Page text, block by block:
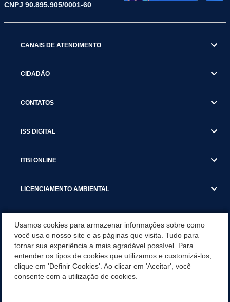
CNPJ 90.895.905/0001-60
CANAIS DE ATENDIMENTO
CIDADÃO
CONTATOS
ISS DIGITAL
ITBI ONLINE
LICENCIAMENTO AMBIENTAL
SERVIÇOS
SERVIÇOS DO DEPARTAMENTO DE RECEITA MUNICIPAL
Usamos cookies para armazenar informações sobre como
você usa o nosso site e as páginas que visita. Tudo para
tornar sua experiência a mais agradável possível. Para
entender os tipos de cookies que utilizamos e customizá-los,
clique em 'Definir Cookies'. Ao clicar em 'Aceitar', você
consente com a utilização de cookies.